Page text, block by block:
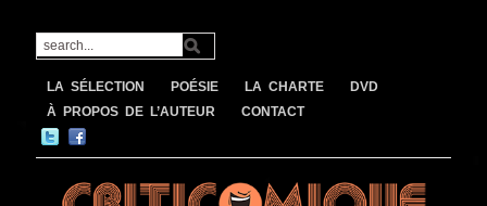
LA SÉLECTION POÉSIE LA CHARTE
DVD
À PROPOS DE L’AUTEUR
CONTACT